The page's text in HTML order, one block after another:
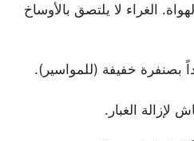
الغراء لا يلتصق بالأوساخ
بصنفرة خفيفة (للمواسير).
الغبار.